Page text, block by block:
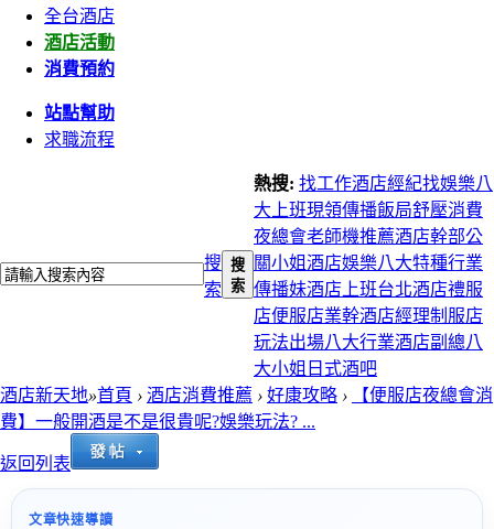
全台酒店
酒店活動
消費預約
站點幫助
求職流程
搜
索
搜
索
熱搜: 找工作酒店經紀找娛樂八
大上班現領傳播飯局舒壓消費
夜總會老師機推薦酒店幹部公
關小姐酒店娛樂八大特種行業
傳播妹酒店上班台北酒店禮服
店便服店業幹酒店經理制服店
玩法出場八大行業酒店副總八
大小姐 日式酒吧
酒店新天地»首頁 › 酒店消費推薦 › 好康攻略 ›
【便服店夜總會消
費】一般開酒是不是很貴呢?娛樂玩法? ...
返回列表
文章快速導讀